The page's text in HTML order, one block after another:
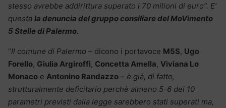
stesso avrebbe addirittura superato i 70 milioni di euro”. E’
questa la denuncia del gruppo consiliare del MoVimento
5 Stelle di Palermo.
“Il comune di Palermo – dicono i portavoce M5S, Ugo
Forello, Giulia Argiroffi, Concetta Amella, Viviana Lo
Monaco e Antonino Randazzo – è già, di fatto,
strutturalmente deficitario perchè almeno 5-6 dei 10
parametri previsti dalla legge sarebbero stati superati ma,